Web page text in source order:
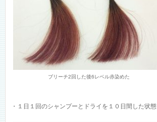
ブリーチ2回した後6レベル赤染めた
・１日１回のシャンプーとドライを１０日間した状態